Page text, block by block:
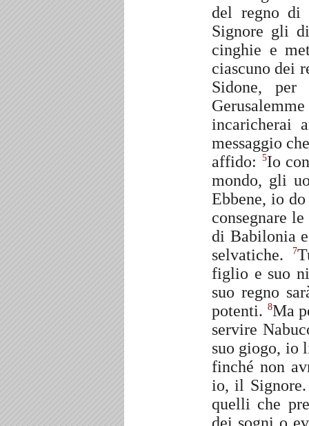
del regno
Signore gli
cinghie e
ciascuno dei
Sidone,
incaricherai
messaggio
affido:
5Io
mondo, gli
Ebbene, io
consegnare
di Babilonia
selvatiche.
7
figlio e suo
suo regno
potenti. 8Ma
servire
suo giogo, io
finché non
io, il
quelli che